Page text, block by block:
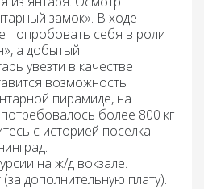
замок». В ходе
попробовать себя в роли
а добытый
увезти в качестве
возможность
пирамиде, на
более 800 кг
с историей поселка.
на ж/д вокзале.
дополнительную плату).